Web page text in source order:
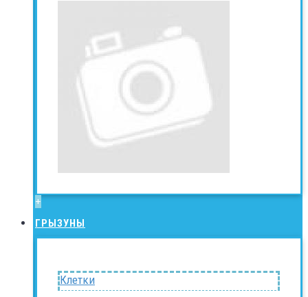
+
ГРЫЗУНЫ
Клетки